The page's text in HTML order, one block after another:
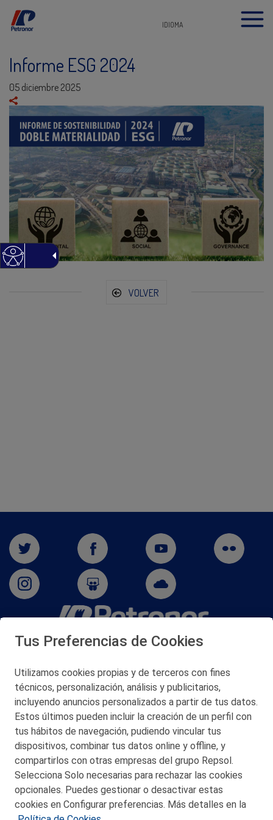
IDIOMA
Informe ESG 2024
05 diciembre 2025
VOLVER
San Martín 5-Edificio Muñatones,
© 2026 Petronor S.A.
CONTACTO
MAPA WEB
POLITICA DE PRIVACIDAD
Tus Preferencias de Cookies
Utilizamos cookies propias y de terceros con fines
técnicos, personalización, análisis y publicitarios,
incluyendo anuncios personalizados a partir de tus datos.
Estos últimos pueden incluir la creación de un perfil con
tus hábitos de navegación, pudiendo vincular tus
dispositivos, combinar tus datos online y offline, y
compartirlos con otras empresas del grupo Repsol.
Selecciona Solo necesarias para rechazar las cookies
opcionales. Puedes gestionar o desactivar estas
cookies en Configurar preferencias. Más detalles en la